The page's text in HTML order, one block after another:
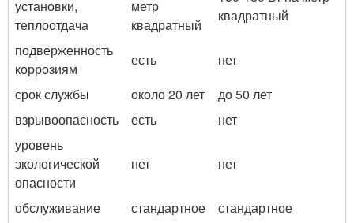
установки,
теплоотдача
метр
квадратный
квадратный
подверженность
коррозиям
есть
нет
срок службы
около 20 лет
до 50 лет
взрывоопасность
есть
нет
уровень
экологической
опасности
нет нет
обслуживание стандартное
стандартное